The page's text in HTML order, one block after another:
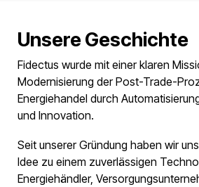
Unsere Geschichte
Fidectus wurde mit einer klaren
Modernisierung der Post-Trade-
Energiehandel durch
und Innovation.
Seit unserer Gründung haben wir
Idee zu einem zuverlässigen
Energiehändler,